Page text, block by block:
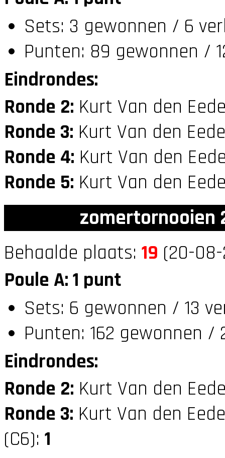
Sets: 3 gewonnen / 6
Punten: 89 gewonnen /
Eindrondes:
Ronde 2: Kurt Van den
Ronde 3: Kurt Van den
Ronde 4: Kurt Van den
Ronde 5: Kurt Van den
zomertornooien
Behaalde plaats: 19 (20-
Poule A: 1 punt
Sets: 6 gewonnen / 13
Punten: 162 gewonnen /
Eindrondes:
Ronde 2: Kurt Van den
Ronde 3: Kurt Van den
(C6): 1